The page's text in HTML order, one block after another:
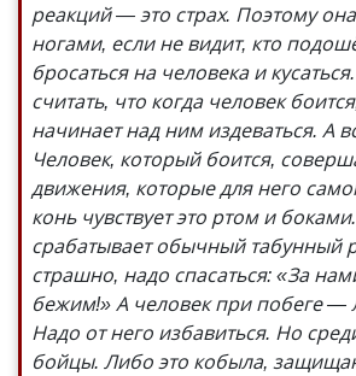
реакций — это страх. Поэтому
ногами, если не видит, кто
бросаться на человека и
считать, что когда человек
начинает над ним издеваться. А
Человек, который боится,
движения, которые для него
конь чувствует это ртом и
срабатывает обычный табунный
страшно, надо спасаться: «За
бежим!» А человек при побеге —
Надо от него избавиться. Но
бойцы. Либо это кобыла,